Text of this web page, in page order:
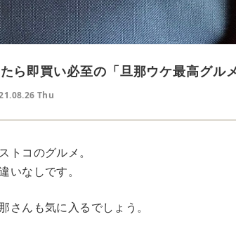
ら即買い必至の「旦那ウケ最高グル
Thu
トコのグルメ。
いなしです。
さんも気に入るでしょう。